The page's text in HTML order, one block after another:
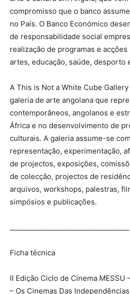
compromisso que o banco
no País. O Banco Económico
de responsabilidade social
realização de programas e
artes, educação, saúde, desporto
A This is Not a White Cube Gallery
galeria de arte angolana que
contemporâneos, angolanos e
África e no desenvolvimento de
culturais. A galeria assume-se
representação, experimentação,
de projectos, exposições,
de colecção, projectos de
arquivos, workshops, palestras,
simpósios e publicações.
Ficha técnica
II Edição Ciclo de Cinema MESSU
– Os Cinemas Das Independências